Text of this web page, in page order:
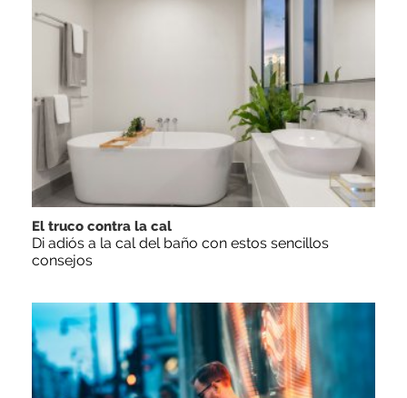
El truco contra la cal
Di adiós a la cal del baño con estos sencillos
consejos